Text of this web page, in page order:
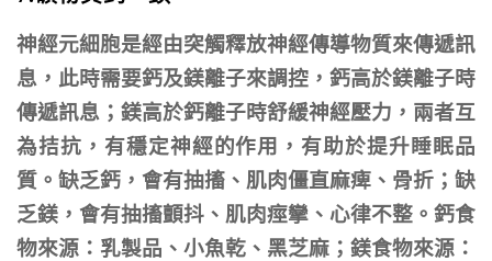
神經元細胞是經由突觸釋放神經傳導物質來傳遞訊
息，此時需要鈣及鎂離子來調控，鈣高於鎂離子時
傳遞訊息；鎂高於鈣離子時舒緩神經壓力，兩者互
為拮抗，有穩定神經的作用，有助於提升睡眠品
質。缺乏鈣，會有抽搐、肌肉僵直麻痺、骨折；缺
乏鎂，會有抽搐顫抖、肌肉痙攣、心律不整。鈣食
物來源：乳製品、小魚乾、黑芝麻；鎂食物來源：